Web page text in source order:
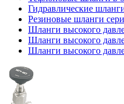
Гидравлические
Резиновые шланги
Шланги высокого
Шланги высокого
Шланги высокого